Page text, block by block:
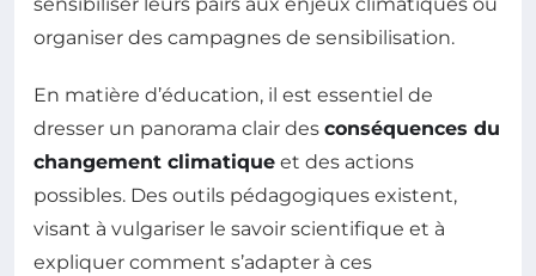
organiser des campagnes de sensibilisation.
En matière d’éducation, il est essentiel de
dresser un panorama clair des conséquences du
changement climatique et des actions
possibles. Des outils pédagogiques existent,
visant à vulgariser le savoir scientifique et à
expliquer comment s’adapter à ces